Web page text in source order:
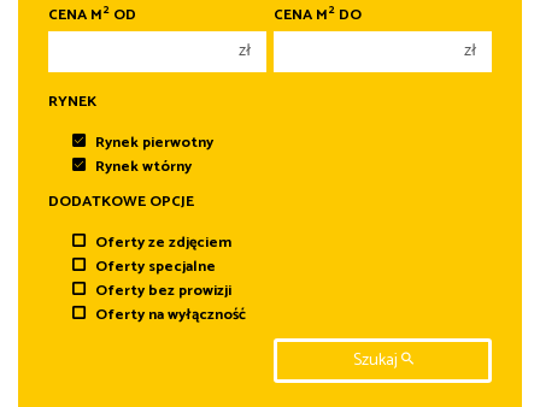
CENA M2 OD
zł
CENA M2 DO
zł
RYNEK
Rynek pierwotny
Rynek wtórny
DODATKOWE OPCJE
Oferty ze zdjęciem
Oferty specjalne
Oferty bez prowizji
Oferty na wyłączność
Szukaj